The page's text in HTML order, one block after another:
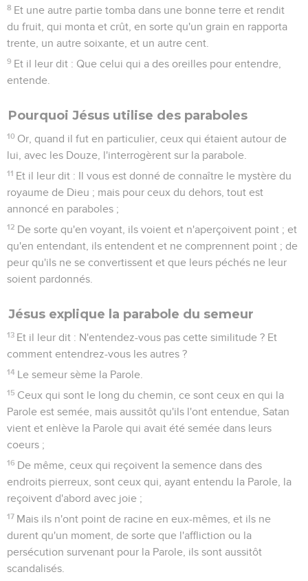
8 Et une autre partie tomba dans une bonne terre et rendit
du fruit, qui monta et crût, en sorte qu'un grain en rapporta
trente, un autre soixante, et un autre cent.
9 Et il leur dit : Que celui qui a des oreilles pour entendre,
entende.
Pourquoi Jésus utilise des paraboles
10 Or, quand il fut en particulier, ceux qui étaient autour de
lui, avec les Douze, l'interrogèrent sur la parabole.
11 Et il leur dit : Il vous est donné de connaître le mystère du
royaume de Dieu ; mais pour ceux du dehors, tout est
annoncé en paraboles ;
12 De sorte qu'en voyant, ils voient et n'aperçoivent point ; et
qu'en entendant, ils entendent et ne comprennent point ; de
peur qu'ils ne se convertissent et que leurs péchés ne leur
soient pardonnés.
Jésus explique la parabole du semeur
13 Et il leur dit : N'entendez-vous pas cette similitude ? Et
comment entendrez-vous les autres ?
14 Le semeur sème la Parole.
15 Ceux qui sont le long du chemin, ce sont ceux en qui la
Parole est semée, mais aussitôt qu'ils l'ont entendue, Satan
vient et enlève la Parole qui avait été semée dans leurs
coeurs ;
16 De même, ceux qui reçoivent la semence dans des
endroits pierreux, sont ceux qui, ayant entendu la Parole, la
reçoivent d'abord avec joie ;
17 Mais ils n'ont point de racine en eux-mêmes, et ils ne
durent qu'un moment, de sorte que l'affliction ou la
persécution survenant pour la Parole, ils sont aussitôt
scandalisés.